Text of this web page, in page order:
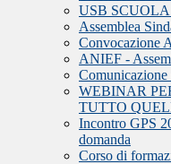
USB SCUOLA
Assemblea
Convocazione
ANIEF -
Comunicazione
WEBINAR
TUTTO
Incontro GPS
domanda
Corso di